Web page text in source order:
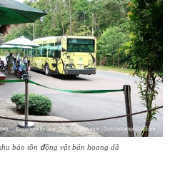
bảo tồn động vật bán hoang dã